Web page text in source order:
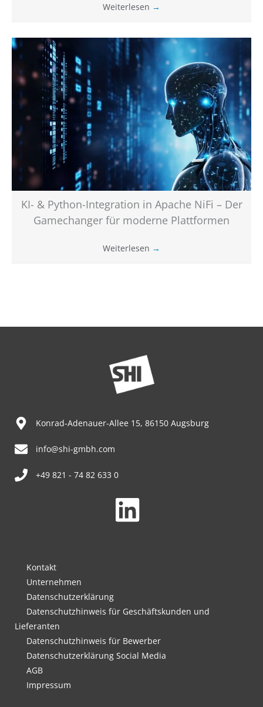
Weiterlesen →
KI- & Python-Integration in Apache NiFi – Der
Gamechanger für moderne Plattformen
Weiterlesen →
Konrad-Adenauer-Allee 15, 86150 Augsburg
info@shi-gmbh.com
+49 821 - 74 82 633 0
Kontakt
Unternehmen
Datenschutzerklärung
Datenschutzhinweis für Geschäftskunden und
Lieferanten
Datenschutzhinweis für Bewerber
Datenschutzerklärung Social Media
AGB
Impressum